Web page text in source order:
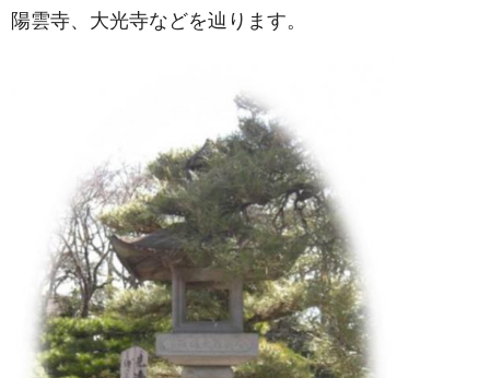
陽雲寺、大光寺などを辿ります。